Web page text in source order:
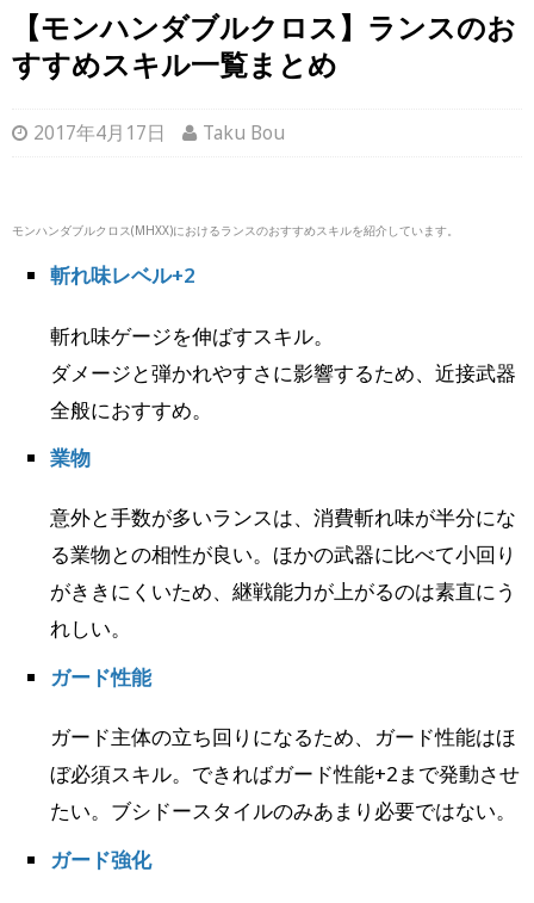
【モンハンダブルクロス】ランスのお
すすめスキル一覧まとめ
2017年4月17日 Taku Bou
モンハンダブルクロス(MHXX)におけるランスのおすすめスキルを紹介しています。
斬れ味レベル+2
斬れ味ゲージを伸ばすスキル。
ダメージと弾かれやすさに影響するため、近接武器
全般におすすめ。
業物
意外と手数が多いランスは、消費斬れ味が半分にな
る業物との相性が良い。ほかの武器に比べて小回り
がききにくいため、継戦能力が上がるのは素直にう
れしい。
ガード性能
ガード主体の立ち回りになるため、ガード性能はほ
ぼ必須スキル。できればガード性能+2まで発動させ
たい。ブシドースタイルのみあまり必要ではない。
ガード強化